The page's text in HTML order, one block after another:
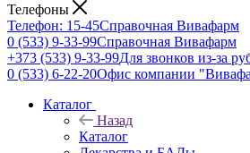
Телефоны
Телефон: 15-45Справочная Вивафарм
0 (533) 9-33-99Справочная Вивафарм
+373 (533) 9-33-99Для звонков из-за
0 (533) 6-22-20Офис компании
Каталог
Назад
Каталог